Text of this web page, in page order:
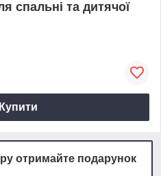
спальні та дитячої
Купити
отримайте подарунок